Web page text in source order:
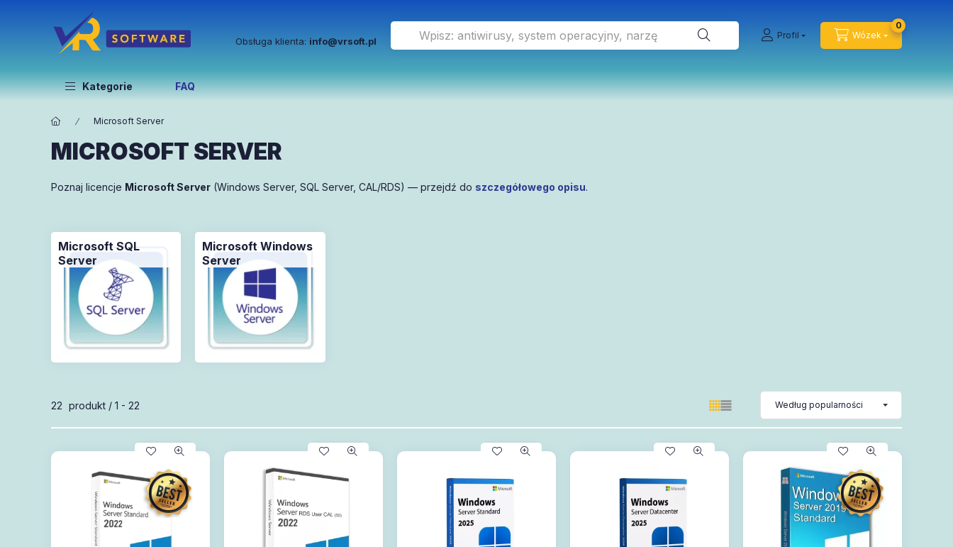
Obsługa klienta: info@vrsoft.pl
Profil Wózek
0
Kategorie FAQ
Microsoft Server
MICROSOFT SERVER
Poznaj licencje Microsoft Server (Windows Server, SQL Server, CAL/RDS) — przejdź do szczegółowego opisu.
Microsoft SQL
Server
Microsoft Windows
Server
Wszystkie produkty w kategorii
22 produkt 1 22